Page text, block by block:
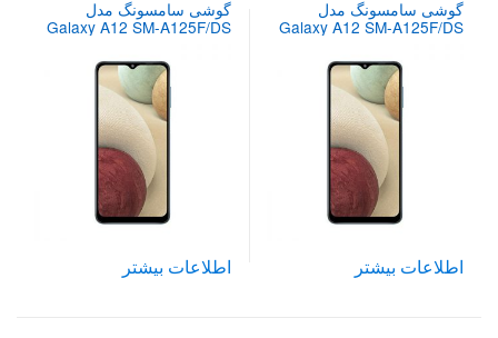
گوشی سامسونگ مدل
Galaxy A12 SM-A125F/DS
اطلاعات بیشتر
گوشی سامسونگ مدل
Galaxy A12 SM-A125F/DS
اطلاعات بیشتر